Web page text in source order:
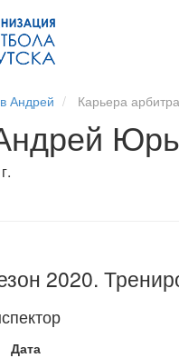
Андрей Карьера арбитра
2020.
Дата